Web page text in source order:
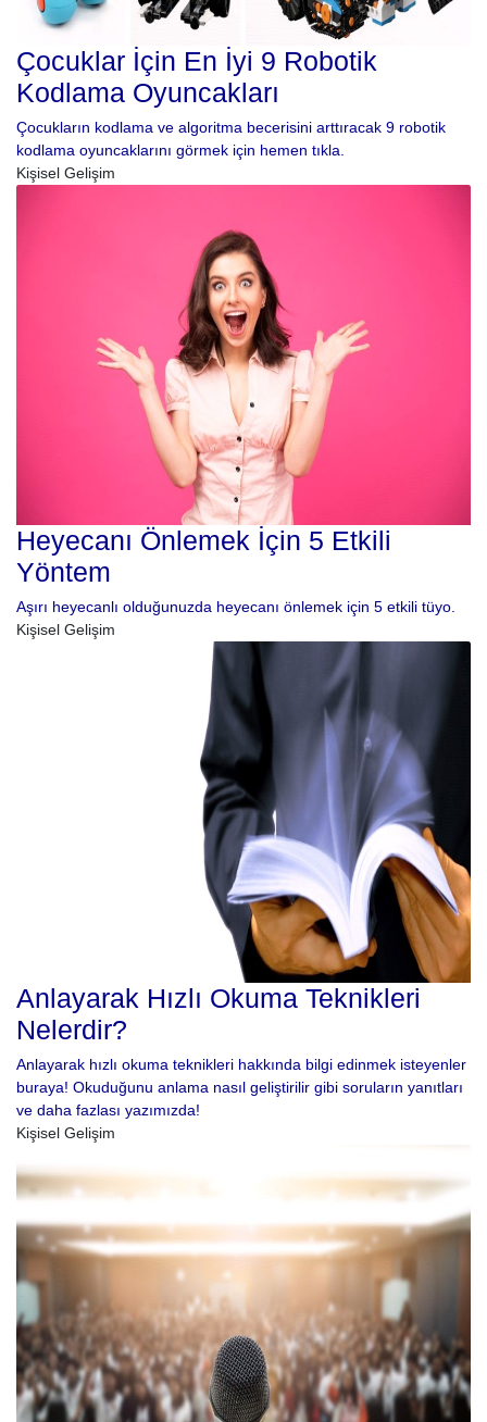
Çocuklar İçin En İyi 9 Robotik
Kodlama Oyuncakları
Çocukların kodlama ve algoritma becerisini arttıracak 9 robotik
kodlama oyuncaklarını görmek için hemen tıkla.
Kişisel Gelişim
Heyecanı Önlemek İçin 5 Etkili
Yöntem
Aşırı heyecanlı olduğunuzda heyecanı önlemek için 5 etkili tüyo.
Kişisel Gelişim
Anlayarak Hızlı Okuma Teknikleri
Nelerdir?
Anlayarak hızlı okuma teknikleri hakkında bilgi edinmek isteyenler
buraya! Okuduğunu anlama nasıl geliştirilir gibi soruların yanıtları
ve daha fazlası yazımızda!
Kişisel Gelişim